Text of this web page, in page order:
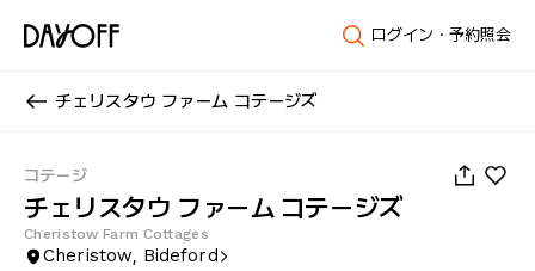
ログイン・予約照会
チェリスタウ ファーム コテージズ
コテージ
チェリスタウ ファーム コテージズ
Cheristow Farm Cottages
Cheristow, Bideford